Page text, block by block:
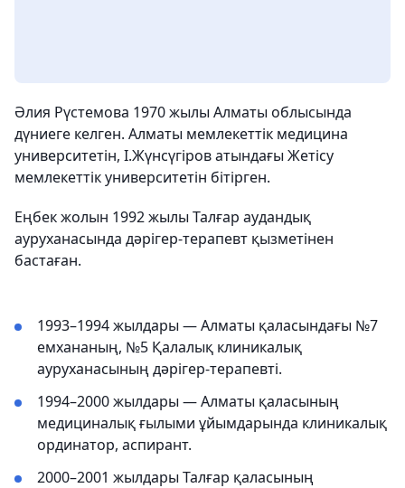
Әлия Рүстемова 1970 жылы Алматы облысында
дүниеге келген. Алматы мемлекеттік медицина
университетін, І.Жүнсүгіров атындағы Жетісу
мемлекеттік университетін бітірген.
Еңбек жолын 1992 жылы Талғар аудандық
ауруханасында дәрігер-терапевт қызметінен
бастаған.
1993–1994 жылдары — Алматы қаласындағы №7
емхананың, №5 Қалалық клиникалық
ауруханасының дәрігер-терапевті.
1994–2000 жылдары — Алматы қаласының
медициналық ғылыми ұйымдарында клиникалық
ординатор, аспирант.
2000–2001 жылдары Талғар қаласының